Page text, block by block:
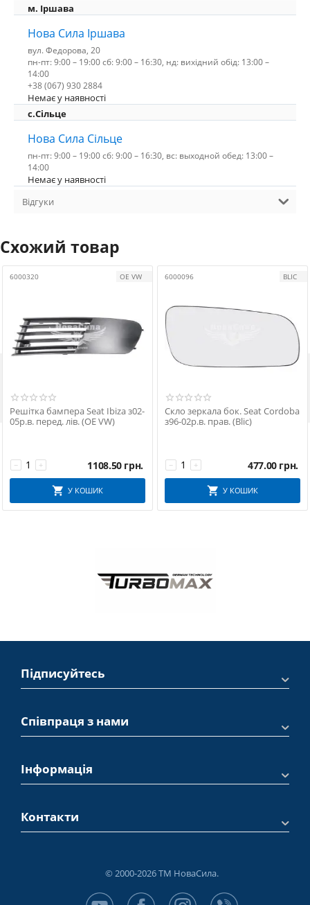
м. Іршава
Нова Сила Іршава
вул. Федорова, 20
пн-пт: 9:00 – 19:00 сб: 9:00 – 16:30, нд: вихідний обід: 13:00 –
14:00
+38 (067) 930 2884
Немає у наявності
с.Сільце
Нова Сила Сільце
пн-пт: 9:00 – 19:00 сб: 9:00 – 16:30, вс: выходной обед: 13:00 –
14:00
Немає у наявності
Відгуки
Схожий товар
6000320 OE VW
Решітка бампера Seat Ibiza з02-
05р.в. перед. лів. (OE VW)
+
− 1108.50 грн.
У КОШИК
6000096 BLIC
Скло зеркала бок. Seat Cordoba
з96-02р.в. прав. (Blic)
+
− 477.00 грн.
У КОШИК
Підписуйтесь
Співпраця з нами
Інформація
Контакти
© 2000-2026 ТМ НоваСила.